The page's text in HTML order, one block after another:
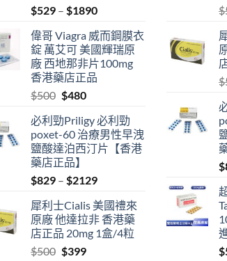
$529 – $1890Price
$529
through
$1890
偉哥 Viagra 威而鋼膜衣
錠 萬艾可 美國輝瑞原
廠 西地那非片100mg
香港藥店正品
$500 Original
was:
$500.
$480Current
is:
$480.
必利勁Priligy 必利勁
poxet-60 治療男性早洩
鹽酸達泊西汀片【香港
藥店正品】
$829 – $2129Price
$829
through
$2129
犀利士Cialis 美國禮來
原廠 他達拉非 香港藥
店正品 20mg 1盒/4粒
$500 Original
$399Current
$
$
$
$